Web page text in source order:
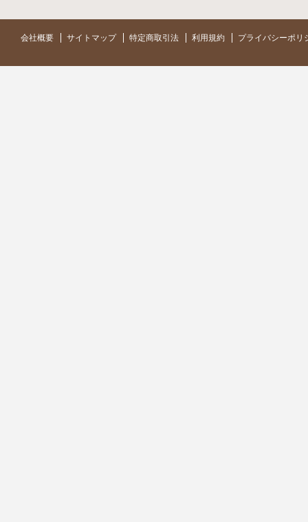
会社概要 サイトマップ 特定商取引法 利用規約 プライバシーポリ